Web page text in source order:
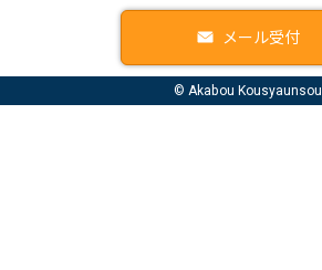
メール受付
© Akabou Kousyaunsou